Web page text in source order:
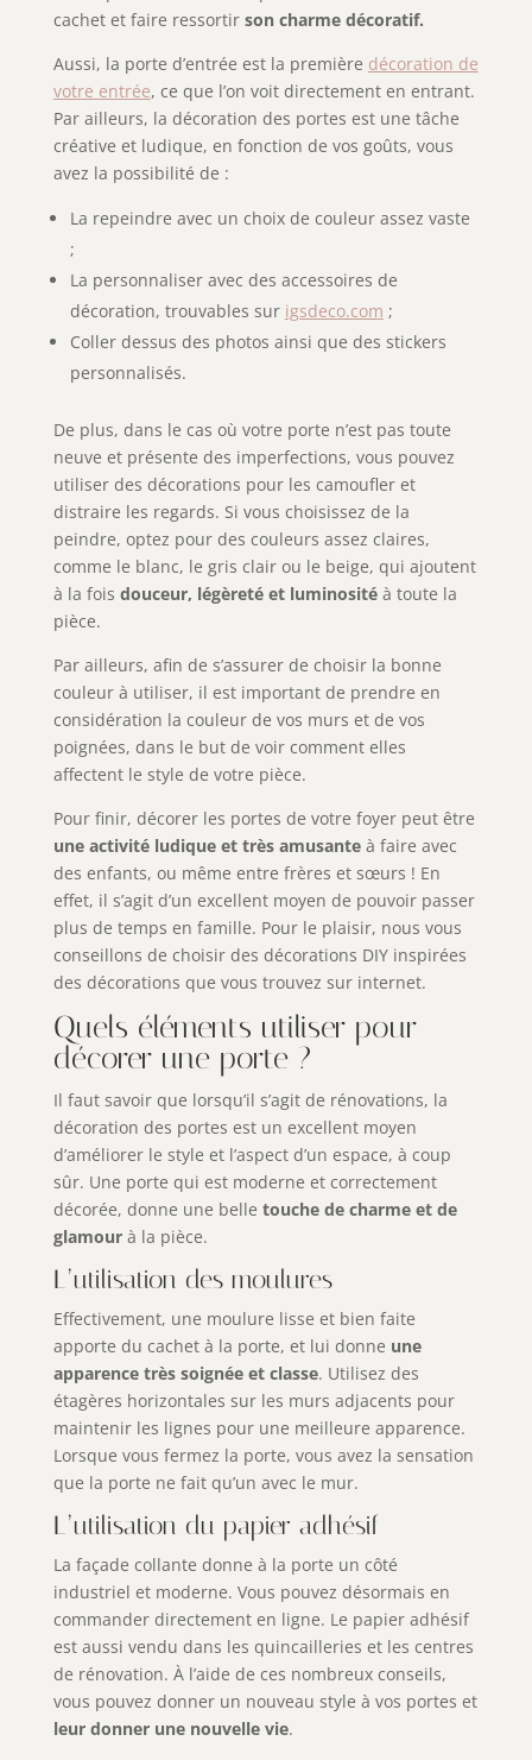
cachet et faire ressortirson charme décoratif.
Aussi, la porte d’entrée est la première décoration de
votre entrée, ce que l’on voit directement en entrant.
Par ailleurs, la décoration des portes est une tâche
créative et ludique, en fonction de vos goûts, vous
avez la possibilité de :
La repeindre avec un choix de couleur assez vaste
;
La personnaliser avec des accessoires de
décoration, trouvables sur igsdeco.com ;
Coller dessus des photos ainsi que des stickers
personnalisés.
De plus, dans le cas où votre porte n’est pas toute
neuve et présente des imperfections, vous pouvez
utiliser des décorations pour les camoufler et
distraire les regards. Si vous choisissez de la
peindre, optez pour des couleurs assez claires,
comme le blanc, le gris clair ou le beige, qui ajoutent
à la fois douceur, légèreté et luminosité à toute la
pièce.
Par ailleurs, afin de s’assurer de choisir la bonne
couleur à utiliser, il est important de prendre en
considération la couleur de vos murs et de vos
poignées, dans le but de voir comment elles
affectent le style de votre pièce.
Pour finir, décorer les portes de votre foyer peut être
une activité ludique et très amusanteà faire avec
des enfants, ou même entre frères et sœurs ! En
effet, il s’agit d’un excellent moyen de pouvoir passer
plus de temps en famille. Pour le plaisir, nous vous
conseillons de choisir des décorations DIY inspirées
des décorations que vous trouvez sur internet.
Quels éléments utiliser pour
décorer une porte ?
Il faut savoir que lorsqu’il s’agit de rénovations, la
décoration des portes est un excellent moyen
d’améliorer le style et l’aspect d’un espace, à coup
sûr. Une porte qui est moderne et correctement
décorée, donne une belle touche de charme et de
glamourà la pièce.
L’utilisation des moulures
Effectivement, une moulure lisse et bien faite
apporte du cachet à la porte, et lui donne une
apparence très soignée et classe. Utilisez des
étagères horizontales sur les murs adjacents pour
maintenir les lignes pour une meilleure apparence.
Lorsque vous fermez la porte, vous avez la sensation
que la porte ne fait qu’un avec le mur.
L’utilisation du papier adhésif
La façade collante donne à la porte un côté
industriel et moderne. Vous pouvez désormais en
commander directement en ligne. Le papier adhésif
est aussi vendu dans les quincailleries et les centres
de rénovation. À l’aide de ces nombreux conseils,
vous pouvez donner un nouveau style à vos portes et
leur donner une nouvelle vie.